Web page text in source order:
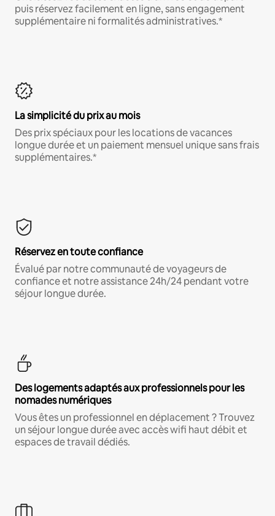
puis réservez facilement en ligne, sans engagement
supplémentaire ni formalités administratives.*
La simplicité du prix au mois
Des prix spéciaux pour les locations de vacances
longue durée et un paiement mensuel unique sans frais
supplémentaires.*
Réservez en toute confiance
Évalué par notre communauté de voyageurs de
confiance et notre assistance 24h/24 pendant votre
séjour longue durée.
Des logements adaptés aux professionnels pour les
nomades numériques
Vous êtes un professionnel en déplacement ? Trouvez
un séjour longue durée avec accès wifi haut débit et
espaces de travail dédiés.